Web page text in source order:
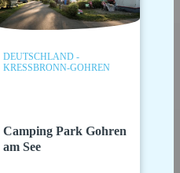
DEUTSCHLAND -
KRESSBRONN-GOHREN
Camping Park Gohren
am See